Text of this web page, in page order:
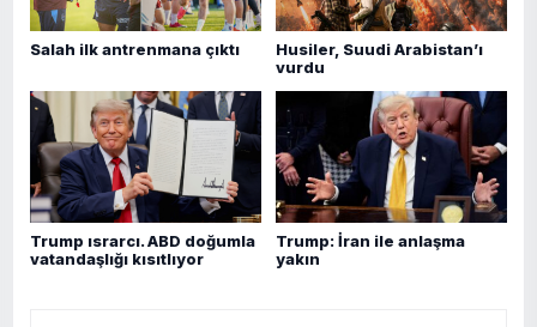
Salah ilk antrenmana çıktı
Husiler, Suudi Arabistan’ı
vurdu
Trump ısrarcı. ABD doğumla
vatandaşlığı kısıtlıyor
Trump: İran ile anlaşma
yakın